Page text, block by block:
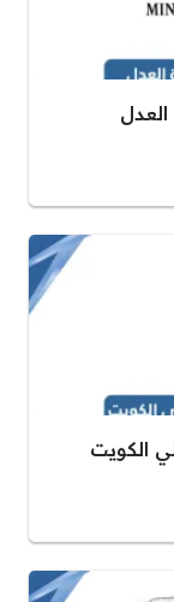
العدل
الكويت